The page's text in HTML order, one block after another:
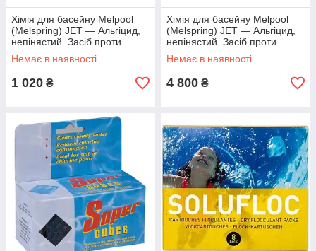
Хімія для басейну Melpool
(Melspring) JET — Альгіцид,
непінястий. Засіб проти
водоростей 5 л
Немає в наявності
1 020 ₴
Хімія для басейну Melpool
(Melspring) JET — Альгіцид,
непінястий. Засіб проти
водоростей 25 л
Немає в наявності
4 800 ₴